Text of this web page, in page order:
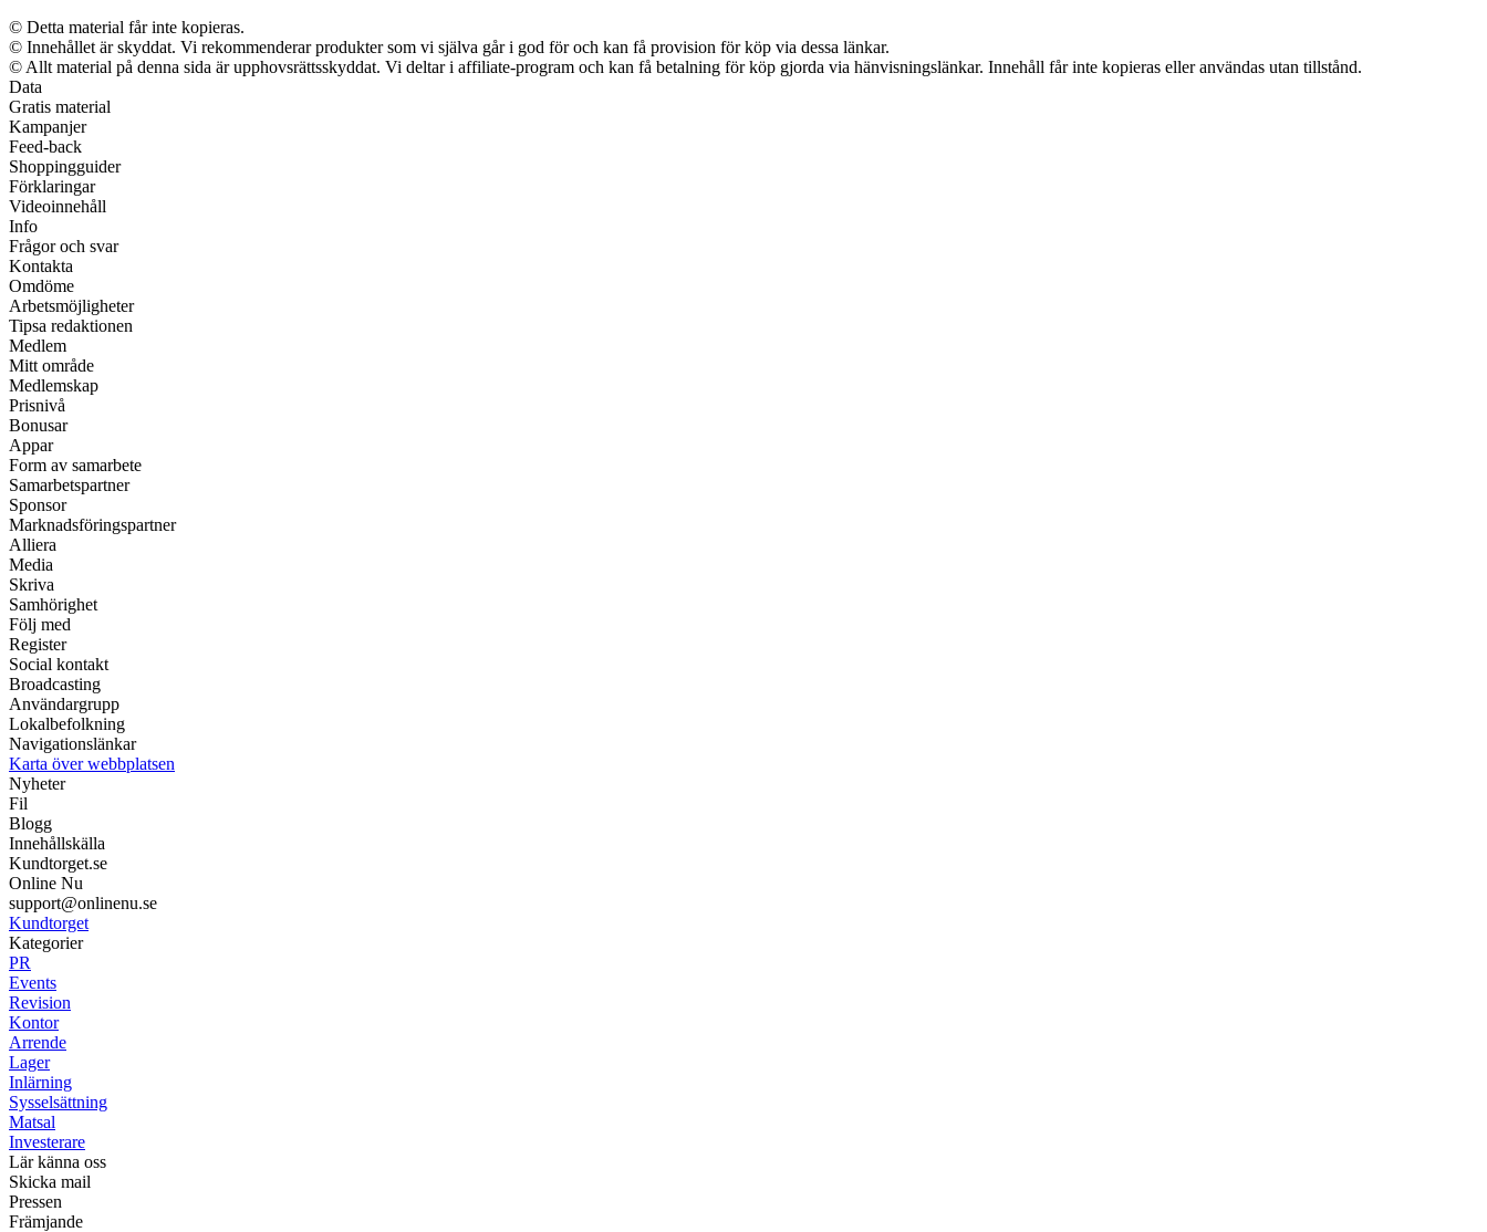
© Detta material får inte kopieras.
© Innehållet är skyddat. Vi rekommenderar produkter som vi själva går i god för och kan få provision för köp via dessa länkar.
© Allt material på denna sida är upphovsrättsskyddat. Vi deltar i affiliate-program och kan få betalning för köp gjorda via hänvisningslänkar. Innehåll får inte kopieras eller användas utan tillstånd.
Data
Gratis material
Kampanjer
Feed-back
Shoppingguider
Förklaringar
Videoinnehåll
Info
Frågor och svar
Kontakta
Omdöme
Arbetsmöjligheter
Tipsa redaktionen
Medlem
Mitt område
Medlemskap
Prisnivå
Bonusar
Appar
Form av samarbete
Samarbetspartner
Sponsor
Marknadsföringspartner
Alliera
Media
Skriva
Samhörighet
Följ med
Register
Social kontakt
Broadcasting
Användargrupp
Lokalbefolkning
Navigationslänkar
Karta över webbplatsen
Nyheter
Fil
Blogg
Innehållskälla
Kundtorget.se
Online Nu
support@onlinenu.se
Kundtorget
Kategorier
PR
Events
Revision
Kontor
Arrende
Lager
Inlärning
Sysselsättning
Matsal
Investerare
Lär känna oss
Skicka mail
Pressen
Främjande